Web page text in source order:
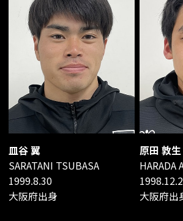
皿谷 翼
SARATANI TSUBASA
1999.8.30
大阪府出身
原田 敦生
HARADA
大阪府出